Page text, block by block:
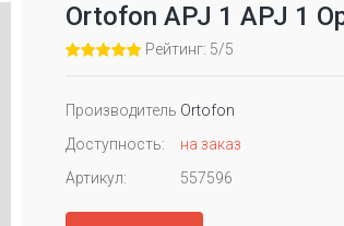
Ortofon APJ 1 APJ 1
Рейтинг: 5/5
Производитель Ortofon
Доступность:
на заказ
Артикул:
557596